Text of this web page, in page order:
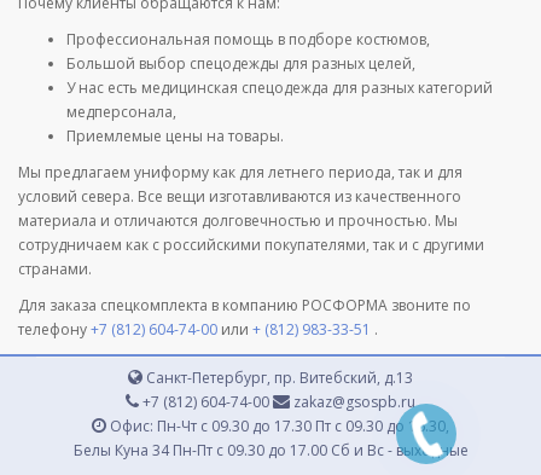
Профессиональная помощь в подборе костюмов,
Большой выбор спецодежды для разных целей,
У нас есть медицинская спецодежда для разных категорий
медперсонала,
Приемлемые цены на товары.
Мы предлагаем униформу как для летнего периода, так и для
условий севера. Все вещи изготавливаются из качественного
материала и отличаются долговечностью и прочностью. Мы
сотрудничаем как с российскими покупателями, так и с другими
странами.
Для заказа спецкомплекта в компанию РОСФОРМА звоните по
телефону+7 (812) 604-74-00 или + (812) 983-33-51 .
Санкт-Петербург, пр. Витебский, д.13
+7 (812) 604-74-00
zakaz@gsospb.ru
Офис: Пн-Чт с 09.30 до 17.30 Пт с 09.30 до 16.30,
Белы Куна 34 Пн-Пт с 09.30 до 17.00 Сб и Вс - выходные